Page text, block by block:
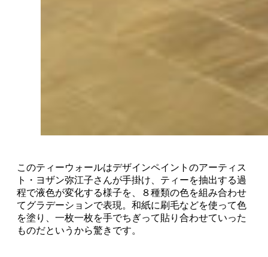
このティーウォールはデザインペイントのアーティス
ト・ヨザン弥江子さんが手掛け、ティーを抽出する過
程で液色が変化する様子を、８種類の色を組み合わせ
てグラデーションで表現。和紙に刷毛などを使って色
を塗り、一枚一枚を手でちぎって貼り合わせていった
ものだというから驚きです。